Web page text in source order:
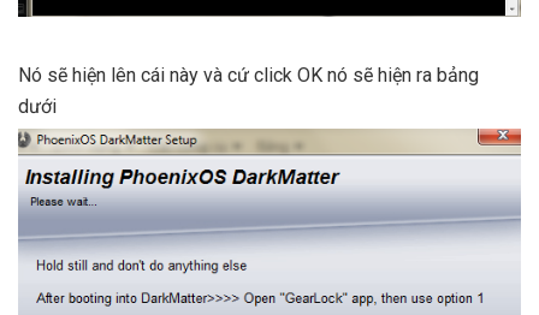
Nó sẽ hiện lên cái này và cứ click OK nó sẽ hiện ra bảng
dưới